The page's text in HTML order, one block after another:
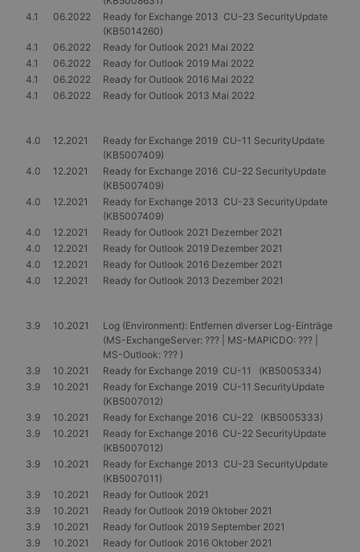
4.1
06.2022
Ready for Exchange 2013 CU-23 SecurityUpdate
(KB5014260)
4.1
06.2022
Ready for Outlook 2021 Mai 2022
4.1
06.2022
Ready for Outlook 2019 Mai 2022
4.1
06.2022
Ready for Outlook 2016 Mai 2022
4.1
06.2022 Ready for Outlook 2013 Mai 2022
4.0 12.2021
Ready for Exchange 2019 CU-11 SecurityUpdate
(KB5007409)
4.0
12.2021
Ready for Exchange 2016 CU-22 SecurityUpdate
(KB5007409)
4.0
12.2021
Ready for Exchange 2013 CU-23 SecurityUpdate
(KB5007409)
4.0
12.2021
Ready for Outlook 2021 Dezember 2021
4.0
12.2021
Ready for Outlook 2019 Dezember 2021
4.0
12.2021
Ready for Outlook 2016 Dezember 2021
4.0
12.2021 Ready for Outlook 2013 Dezember 2021
3.9 10.2021
Log (Environment): Entfernen diverser Log-Einträge
(MS-ExchangeServer: ??? | MS-MAPICDO: ??? |
MS-Outlook: ??? )
3.9
10.2021
Ready for Exchange 2019 CU-11 (KB5005334)
3.9
10.2021
Ready for Exchange 2019 CU-11 SecurityUpdate
(KB5007012)
3.9
10.2021
Ready for Exchange 2016 CU-22 (KB5005333)
3.9
10.2021
Ready for Exchange 2016 CU-22 SecurityUpdate
(KB5007012)
3.9
10.2021
Ready for Exchange 2013 CU-23 SecurityUpdate
(KB5007011)
3.9
10.2021
Ready for Outlook 2021
3.9
10.2021
Ready for Outlook 2019 Oktober 2021
3.9
10.2021
Ready for Outlook 2019 September 2021
3.9
10.2021
Ready for Outlook 2016 Oktober 2021